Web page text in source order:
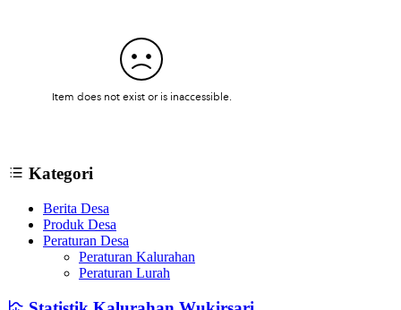
Kategori
Berita Desa
Produk Desa
Peraturan Desa
Peraturan Kalurahan
Peraturan Lurah